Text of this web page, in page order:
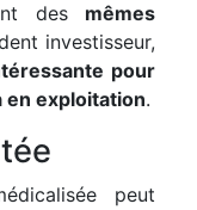
des mêmes
investisseur,
pour
en exploitation.
peut